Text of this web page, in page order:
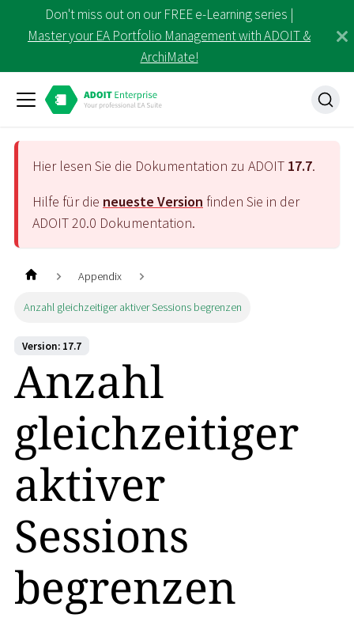
Don't miss out on our FREE e-Learning series |
Master your EA Portfolio Management with ADOIT &
ArchiMate!
Hier lesen Sie die Dokumentation zu ADOIT 17.7.
Hilfe für die neueste Version finden Sie in der
ADOIT20.0 Dokumentation.
Appendix
Anzahl gleichzeitiger aktiver Sessions begrenzen
Version: 17.7
Anzahl
gleichzeitiger
aktiver
Sessions
begrenzen